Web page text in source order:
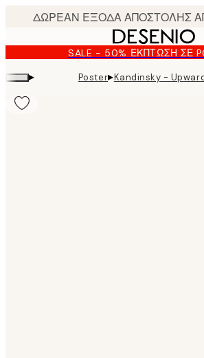
content.
SALE - 50% ΈΚΠΤΩΣΗ ΣΕ
▸ Poster▸Kandinsky -